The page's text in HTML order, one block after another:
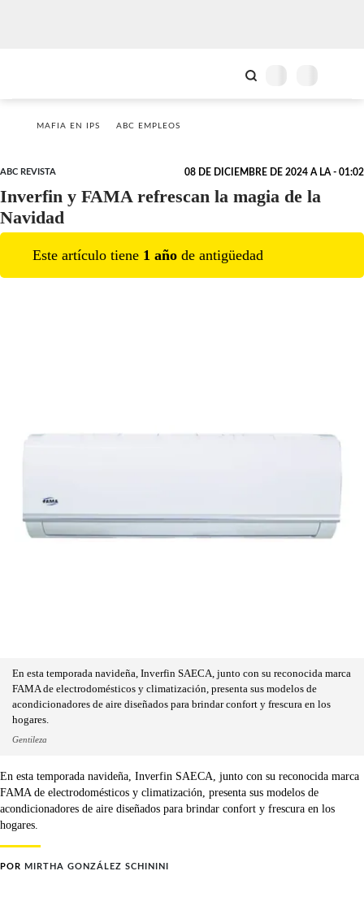
MAFIA EN IPS ABC EMPLEOS
ABC REVISTA 08 DE DICIEMBRE DE 2024 A LA - 01:02
Inverfin y FAMA refrescan la magia de la
Navidad
Este artículo tiene 1 año de antigüedad
En esta temporada navideña, Inverfin SAECA, junto con su reconocida marca
FAMA de electrodomésticos y climatización, presenta sus modelos de
acondicionadores de aire diseñados para brindar confort y frescura en los
hogares.
Gentileza
En esta temporada navideña, Inverfin SAECA, junto con su reconocida marca
FAMA de electrodomésticos y climatización, presenta sus modelos de
acondicionadores de aire diseñados para brindar confort y frescura en los
hogares.
POR MIRTHA GONZÁLEZ SCHININI